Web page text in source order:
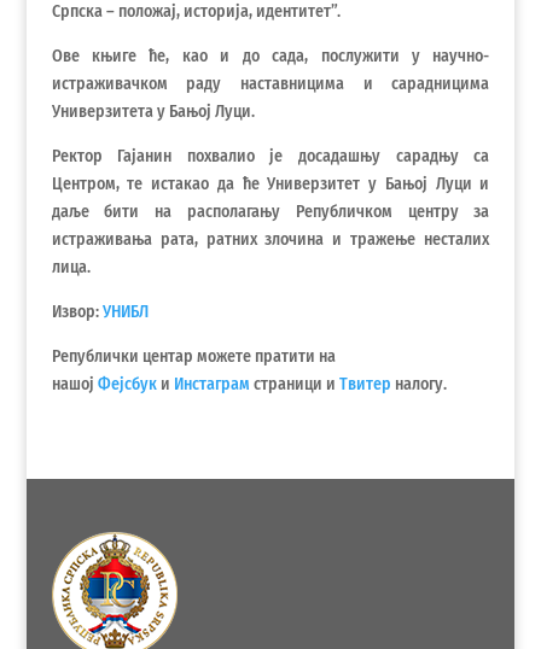
Српска – положај, историја, идентитет”.
Ове књиге ће, као и до сада, послужити у научно-
истраживачком раду наставницима и сарадницима
Универзитета у Бањој Луци.
Ректор Гајанин похвалио је досадашњу сарадњу са
Центром, те истакао да ће Универзитет у Бањој Луци и
даље бити на располагању Републичком центру за
истраживања рата, ратних злочина и тражење несталих
лица.
Извор:УНИБЛ
Републички центар можете пратити на
нашој Фејсбуки Инстаграм страници и Твитер налогу.